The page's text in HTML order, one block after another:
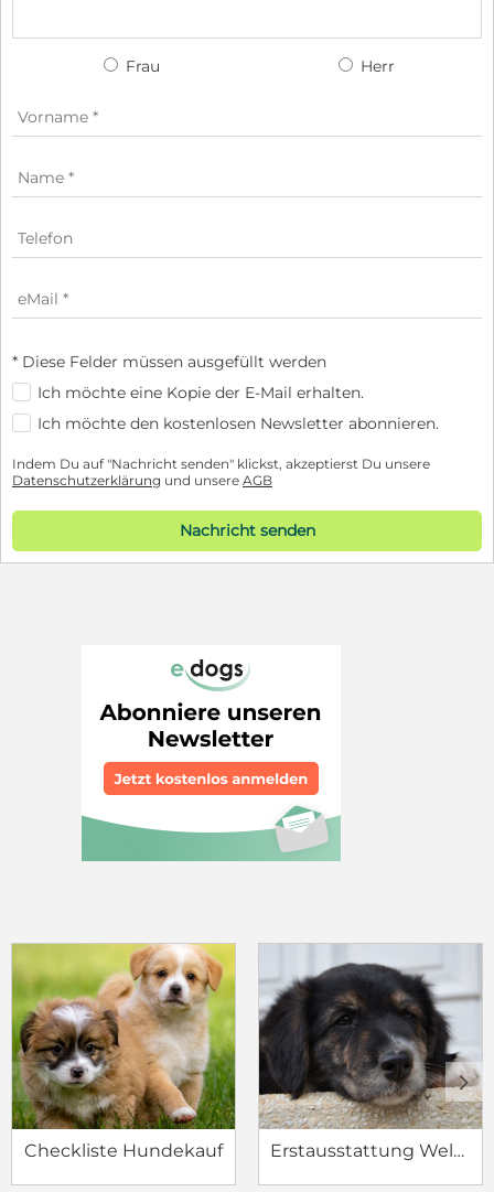
Frau Herr
* Diese Felder müssen ausgefüllt werden
Ich möchte eine Kopie der E-Mail erhalten.
Ich möchte den kostenlosen Newsletter abonnieren.
Indem Du auf "Nachricht senden" klickst, akzeptierst Du unsere
Datenschutzerklärung und unsere AGB
Nachricht senden
Checkliste Hundekauf Erstausstattung Welpe
c d